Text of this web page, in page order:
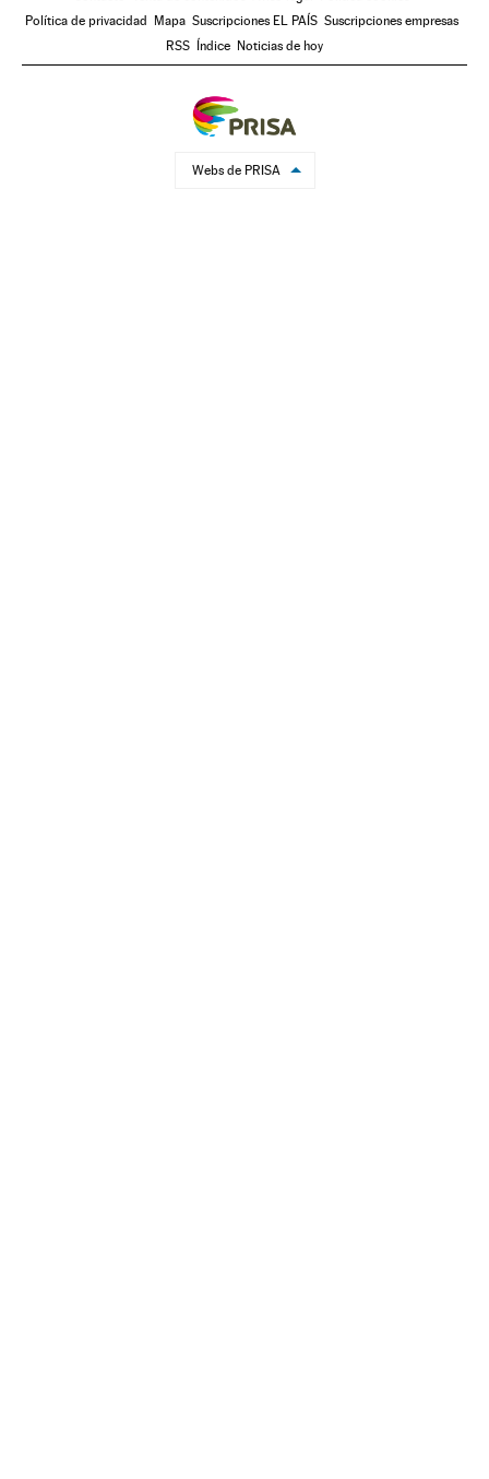
Política de privacidad
Mapa Suscripciones EL PAÍS Suscripciones empresas
RSS
Índice Noticias de hoy
Webs de PRISA